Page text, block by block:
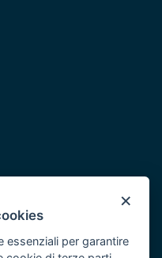
×
essenziali per garantire